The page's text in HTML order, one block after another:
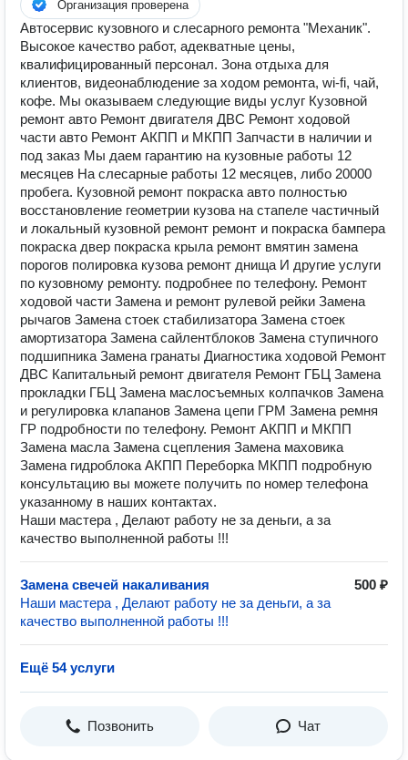
Организация проверена
Автосервис кузовного и слесарного ремонта "Механик".
Высокое качество работ, адекватные цены,
квалифицированный персонал. Зона отдыха для
клиентов, видеонаблюдение за ходом ремонта, wi-fi, чай,
кофе. Мы оказываем следующие виды услуг Кузовной
ремонт авто Ремонт двигателя ДВС Ремонт ходовой
части авто Ремонт АКПП и МКПП Запчасти в наличии и
под заказ Мы даем гарантию на кузовные работы 12
месяцев На слесарные работы 12 месяцев, либо 20000
пробега. Кузовной ремонт покраска авто полностью
восстановление геометрии кузова на стапеле частичный
и локальный кузовной ремонт ремонт и покраска бампера
покраска двер покраска крыла ремонт вмятин замена
порогов полировка кузова ремонт днища И другие услуги
по кузовному ремонту. подробнее по телефону. Ремонт
ходовой части Замена и ремонт рулевой рейки Замена
рычагов Замена стоек стабилизатора Замена стоек
амортизатора Замена сайлентблоков Замена ступичного
подшипника Замена гранаты Диагностика ходовой Ремонт
ДВС Капитальный ремонт двигателя Ремонт ГБЦ Замена
прокладки ГБЦ Замена маслосъемных колпачков Замена
и регулировка клапанов Замена цепи ГРМ Замена ремня
ГР подробности по телефону. Ремонт АКПП и МКПП
Замена масла Замена сцепления Замена маховика
Замена гидроблока АКПП Переборка МКПП подробную
консультацию вы можете получить по номер телефона
указанному в наших контактах.
Наши мастера , Делают работу не за деньги, а за
качество выполненной работы !!!
Замена свечей накаливания
500 ₽
Наши мастера , Делают работу не за деньги, а за
качество выполненной работы !!!
Ещё 54 услуги
Позвонить Чат